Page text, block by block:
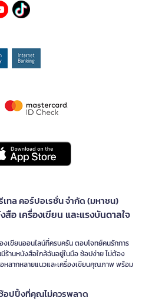
เทล คอร์ปอเรชั่น จำกัด (มหาชน)
อ เครื่องเขียน และแรงบันดาลใจ
งเขียนออนไลน์ที่ครบครัน ตอบโจทย์คนรักการ
ร้านหนังสือใกล้ฉันอยู่ในมือ ช้อปง่าย ไม่ต้อง
หลากหลายแนวและเครื่องเขียนคุณภาพ พร้อม
อปปิ้งที่คุณไม่ควรพลาด